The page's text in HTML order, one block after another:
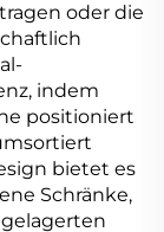
oder die
indem
positioniert
bietet es
Schränke,